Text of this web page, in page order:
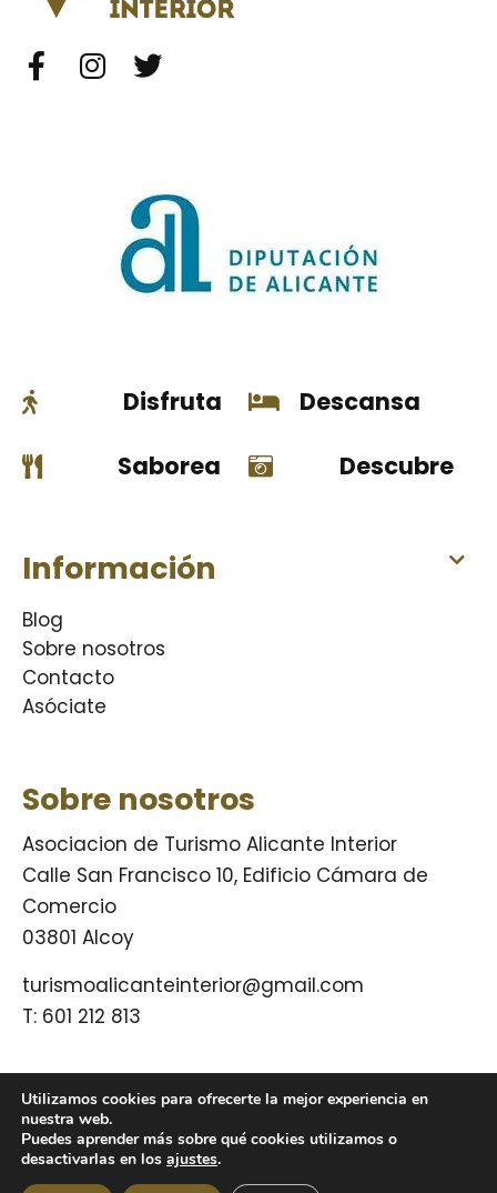
Disfruta
Saborea
Descansa
Descubre
Información
Blog
Sobre nosotros
Contacto
Asóciate
Sobre nosotros
Asociacion de Turismo Alicante Interior
Calle San Francisco 10, Edificio Cámara de
Comercio
03801 Alcoy
turismoalicanteinterior@gmail.com
T: 601 212 813
© Turismo Alicante Interior 2009 – 2026.
Política de privacidadAviso legal
Utilizamos cookies para ofrecerte la mejor experiencia en
nuestra web.
Puedes aprender más sobre qué cookies utilizamos o
desactivarlas en los ajustes.